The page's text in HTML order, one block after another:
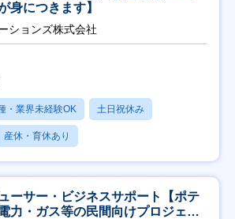
身につきます】
ションズ株式会社
・業界未経験OK 土日祝休み
産休・育休あり
ーサー・ビジネスサポート【ポテ
力・ガス等の民間向けプロジェク